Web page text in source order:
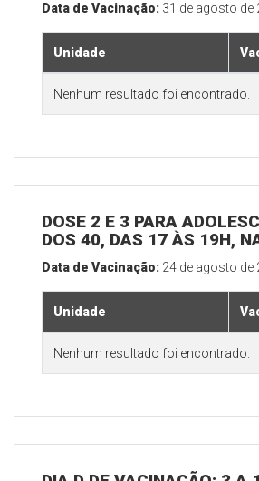
Data de Vacinação: 31 de agosto de
Unidade
Nenhum resultado foi encontrado.
DOSE 2 E 3 PARA
DOS 40, DAS 17 ÀS 19H,
Data de Vacinação: 24 de agosto de
Unidade
Nenhum resultado foi encontrado.